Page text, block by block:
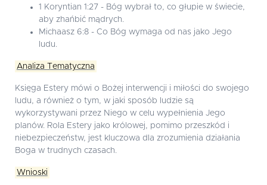
1 Koryntian 1:27 - Bóg wybrał to, co głupie w świecie,
aby zhańbić mądrych.
Michaasz 6:8 - Co Bóg wymaga od nas jako Jego
ludu.
Analiza Tematyczna
Księga Estery mówi o Bożej interwencji i miłości do swojego
ludu, a również o tym, w jaki sposób ludzie są
wykorzystywani przez Niego w celu wypełnienia Jego
planów. Rola Estery jako królowej, pomimo przeszkód i
niebezpieczeństw, jest kluczowa dla zrozumienia działania
Boga w trudnych czasach.
Wnioski